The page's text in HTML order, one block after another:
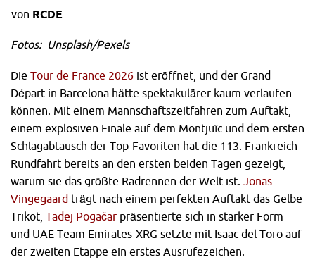
von RCDE
Fotos: Unsplash/Pexels
Die Tour de France 2026 ist eröffnet, und der Grand
Départ in Barcelona hätte spektakulärer kaum verlaufen
können. Mit einem Mannschaftszeitfahren zum Auftakt,
einem explosiven Finale auf dem Montjuïc und dem ersten
Schlagabtausch der Top-Favoriten hat die 113. Frankreich-
Rundfahrt bereits an den ersten beiden Tagen gezeigt,
warum sie das größte Radrennen der Welt ist. Jonas
Vingegaard trägt nach einem perfekten Auftakt das Gelbe
Trikot, Tadej Pogačar präsentierte sich in starker Form
und UAE Team Emirates-XRG setzte mit Isaac del Toro auf
der zweiten Etappe ein erstes Ausrufezeichen.